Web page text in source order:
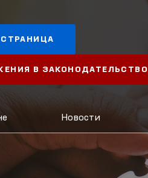
СТРАНИЦА
В ЗАКОНОДАТЕЛЬСТВО
Новости